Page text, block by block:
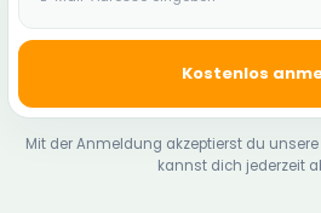
Kostenlos
Mit der Anmeldung akzeptierst du unsere
kannst dich jederzeit